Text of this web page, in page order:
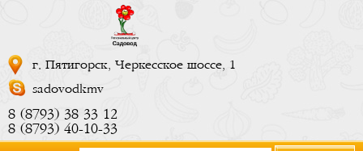
г. Пятигорск, Черкесское шоссе, 1
sadovodkmv
8 (8793) 38 33 12
8 (8793) 40-10-33